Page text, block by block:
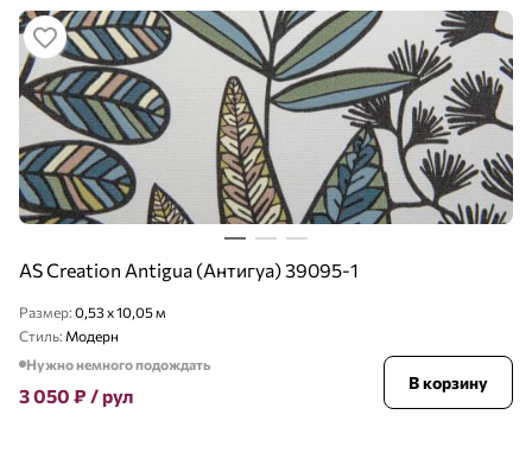
AS Creation Antigua (Антигуа) 39095-1
Размер: 0,53 x 10,05 м
Стиль: Модерн
Нужно немного подождать
3 050 ₽ / рул
В корзину